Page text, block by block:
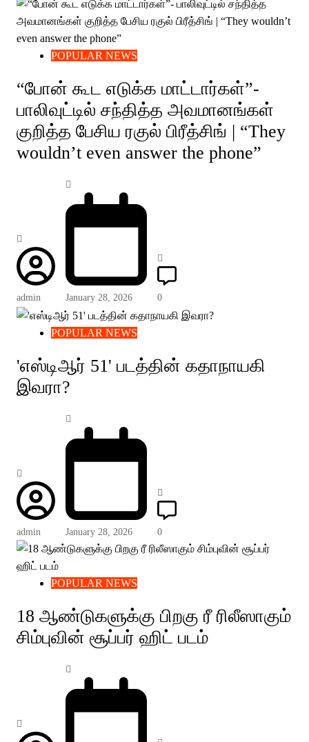
POPULAR NEWS
“போன் கூட எடுக்க மாட்டார்கள்”-
பாலிவுட்டில் சந்தித்த அவமானங்கள்
குறித்த பேசிய ரகுல் பிரீத்சிங் | “They
wouldn’t even answer the phone”
admin January 28, 2026 0
POPULAR NEWS
'எஸ்டிஆர் 51' படத்தின் கதாநாயகி
இவரா?
admin January 28, 2026 0
POPULAR NEWS
18 ஆண்டுகளுக்கு பிறகு ரீ ரிலீஸாகும்
சிம்புவின் சூப்பர் ஹிட் படம்